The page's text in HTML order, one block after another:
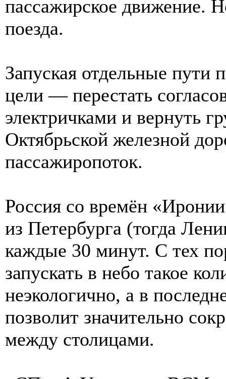
пассажирское движение.
поезда.
Запуская отдельные пути
цели — перестать
электричками и вернуть
Октябрьской железной
пассажиропоток.
Россия со времён
из Петербурга (тогда
каждые 30 минут. С тех
запускать в небо такое
неэкологично, а в
позволит значительно
между столицами.